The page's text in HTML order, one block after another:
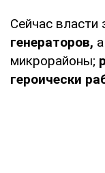
Сейчас
генераторов,
микрорайоны;
героически